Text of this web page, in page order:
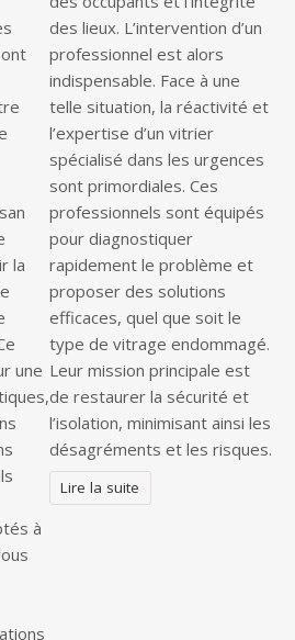
la
une
à
des lieux. L’intervention d’un
professionnel est alors
indispensable. Face à une
telle situation, la réactivité et
l’expertise d’un vitrier
spécialisé dans les urgences
sont primordiales. Ces
professionnels sont équipés
pour diagnostiquer
rapidement le problème et
proposer des solutions
efficaces, quel que soit le
type de vitrage endommagé.
Leur mission principale est
de restaurer la sécurité et
l’isolation, minimisant ainsi les
désagréments et les risques.
Lire la suite